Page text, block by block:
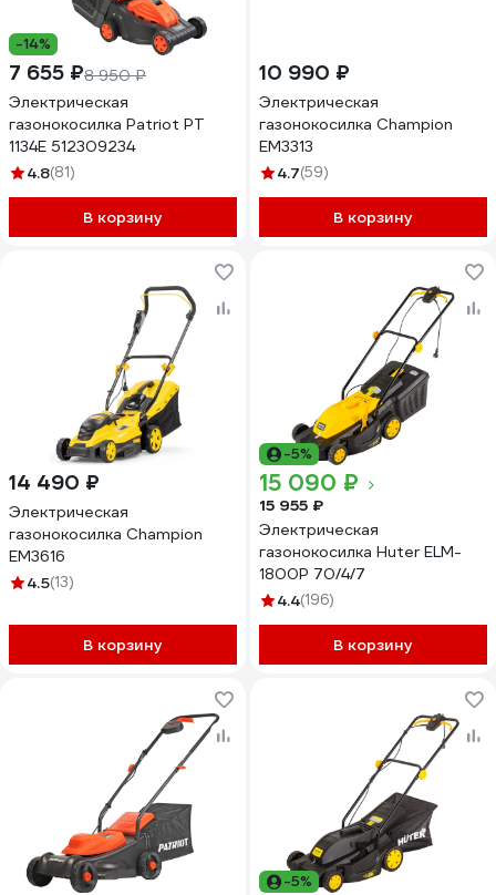
-14%
7 655 ₽8 950 ₽
Электрическая
газонокосилка Patriot PT
1134E 512309234
4.8(81)
В корзину
10 990 ₽
Электрическая
газонокосилка Champion
EM3313
4.7(59)
В корзину
14 490 ₽
Электрическая
газонокосилка Champion
EM3616
4.5(13)
В корзину
-5%
15 090 ₽
15 955 ₽
Электрическая
газонокосилка Huter ELM-
1800P 70/4/7
4.4(196)
В корзину
-5%